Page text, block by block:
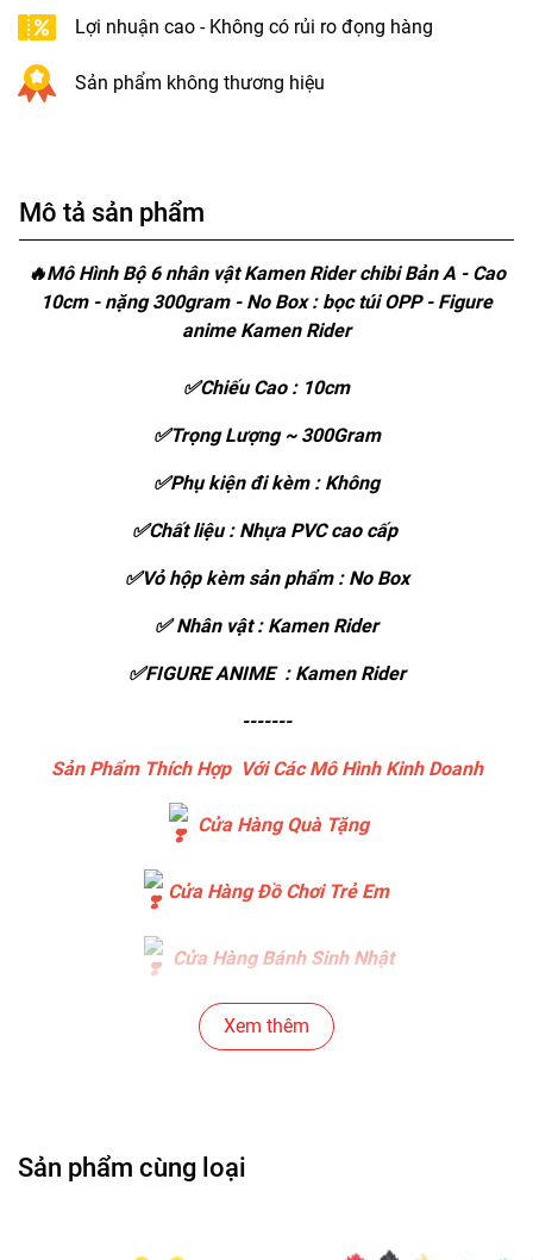
Lợi nhuận cao - Không có rủi ro đọng hàng
Sản phẩm không thương hiệu
Mô tả sản phẩm
🔥Mô Hình Bộ 6 nhân vật Kamen Rider chibi Bản A - Cao
10cm - nặng 300gram - No Box : bọc túi OPP - Figure
anime Kamen Rider
✅Chiếu Cao : 10cm
✅Trọng Lượng ~ 300Gram
✅Phụ kiện đi kèm : Không
✅Chất liệu : Nhựa PVC cao cấp
✅Vỏ hộp kèm sản phẩm : No Box
✅ Nhân vật : Kamen Rider
✅FIGURE ANIME : Kamen Rider
-------
Sản Phẩm Thích Hợp Với Các Mô Hình Kinh Doanh
Cửa Hàng Quà Tặng
Cửa Hàng Đồ Chơi Trẻ Em
Cửa Hàng Bánh Sinh Nhật
Cửa Hàng Gear , Máy Tính
Chuỗi Các Siêu Thị , Nhà Sách
Xem thêm
Sản phẩm cùng loại